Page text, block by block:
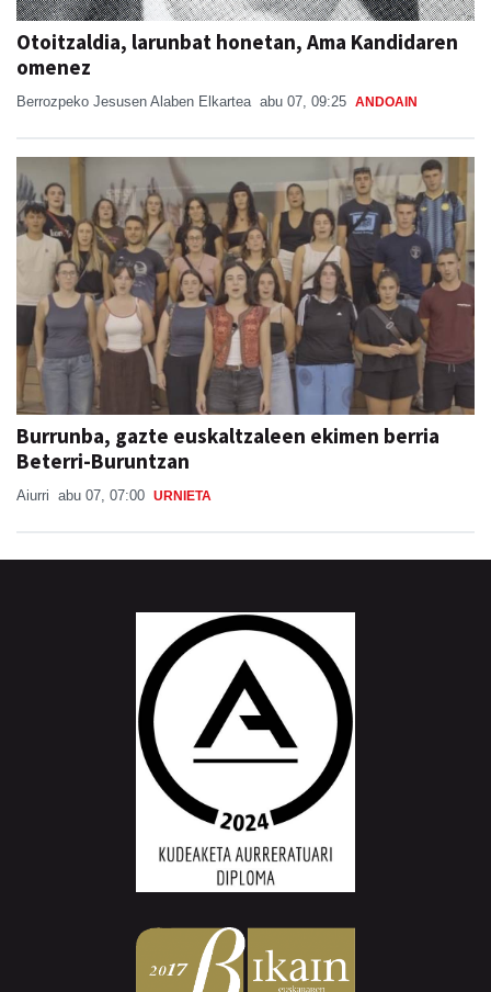
Otoitzaldia, larunbat honetan, Ama Kandidaren
omenez
Berrozpeko Jesusen Alaben Elkartea abu 07, 09:25 ANDOAIN
Burrunba, gazte euskaltzaleen ekimen berria
Beterri-Buruntzan
Aiurri abu 07, 07:00 URNIETA